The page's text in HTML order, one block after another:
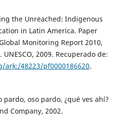
the Unreached: Indigenous
in Latin America. Paper
Monitoring Report 2010,
2009. Recuperado de:
48223/pf0000186620.
pardo, oso pardo, ¿qué ves ahí?
Company, 2002.